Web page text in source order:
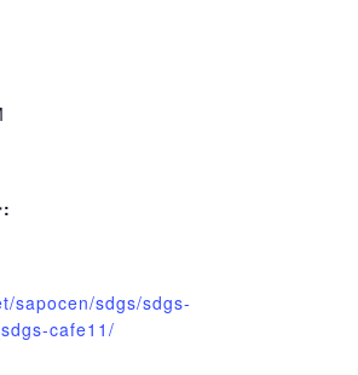
sapocen/sdgs/sdgs-
cafe11/